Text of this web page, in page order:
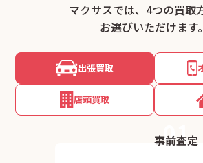
マクサスでは、4つの買取
お選びいただけます。
出張買取
店頭買取
01
事前査定